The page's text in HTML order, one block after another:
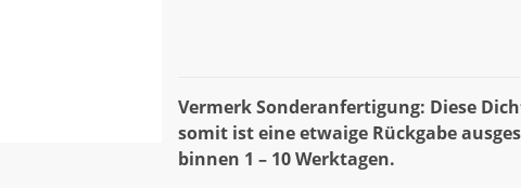
Vermerk Sonderanfertigung: Diese
somit ist eine etwaige Rückgabe
binnen 1 – 10 Werktagen.